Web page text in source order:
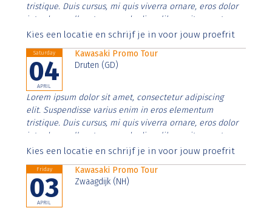
tristique. Duis cursus, mi quis viverra ornare, eros dolor
interdum nulla, ut commodo diam libero vitae erat.
Aenean faucibus nibh et justo cursus id rutrum lorem
Kies een locatie en schrijf je in voor jouw proefrit
Saturday
04
APRIL
Kawasaki Promo Tour
Druten (GD)
Lorem ipsum dolor sit amet, consectetur adipiscing
elit. Suspendisse varius enim in eros elementum
tristique. Duis cursus, mi quis viverra ornare, eros dolor
interdum nulla, ut commodo diam libero vitae erat.
Aenean faucibus nibh et justo cursus id rutrum lorem
Kies een locatie en schrijf je in voor jouw proefrit
Friday
03
APRIL
Kawasaki Promo Tour
Zwaagdijk (NH)